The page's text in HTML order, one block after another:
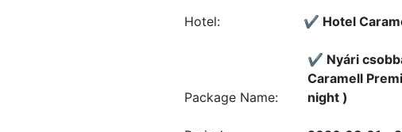
Hotel: ✔️ Hotel
Package Name:
✔️ Nyári
Caramell
night )